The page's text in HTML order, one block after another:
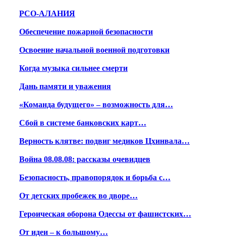
РСО-АЛАНИЯ
Обеспечение пожарной безопасности
Освоение начальной военной подготовки
Когда музыка сильнее смерти
Дань памяти и уважения
«Команда будущего» – возможность для…
Сбой в системе банковских карт…
Верность клятве: подвиг медиков Цхинвала…
Война 08.08.08: рассказы очевидцев
Безопасность, правопорядок и борьба с…
От детских пробежек во дворе…
Героическая оборона Одессы от фашистских…
От идеи – к большому…